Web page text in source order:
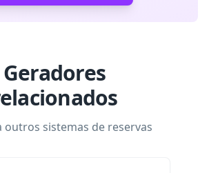
Geradores
outros sistemas de reservas